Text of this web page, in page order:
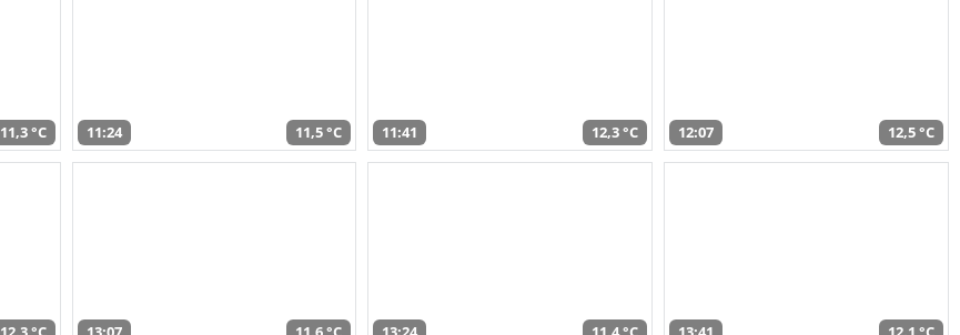
11,3 °C 11:24 11,5 °C 11:41 12,3 °C 12:07 12,5 °C